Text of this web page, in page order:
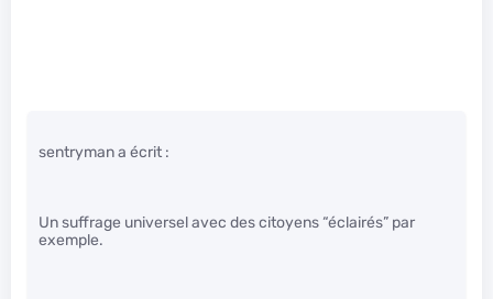
sentryman a écrit :
Un suffrage universel avec des citoyens “éclairés” par
exemple.